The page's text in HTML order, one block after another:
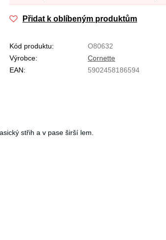
Přidat k oblíbeným produktům
Kód produktu:
O80632
Výrobce:
Cornette
EAN:
5902458186594
střih a v pase širší lem.